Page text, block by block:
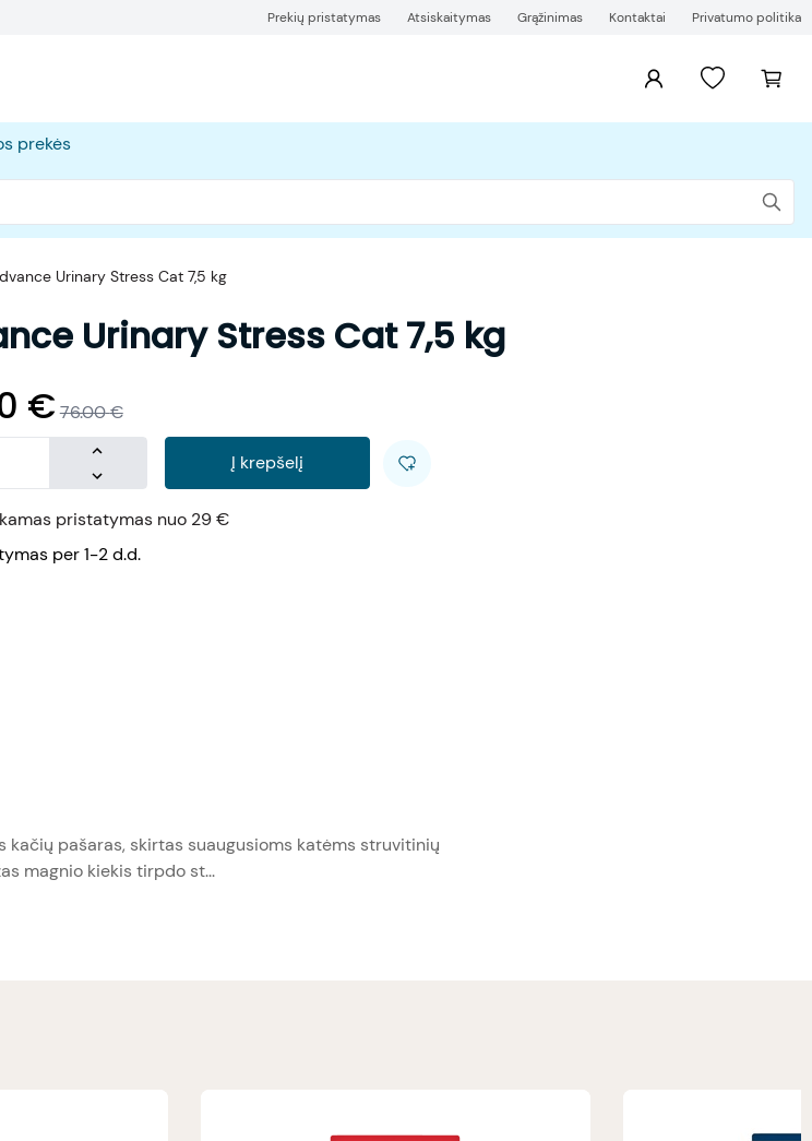
Prekių pristatymas Atsiskaitymas Grąžinimas Kontaktai Privatumo politika
prekės
Urinary Stress Cat 7,5 kg
Urinary Stress Cat 7,5 kg
€ 76.00€
Į krepšelį
pristatymas nuo 29 €
per 1-2 d.d.
kačių pašaras, skirtas suaugusioms katėms struvitinių
magnio kiekis tirpdo st...